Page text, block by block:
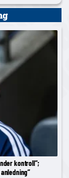
kontroll”;